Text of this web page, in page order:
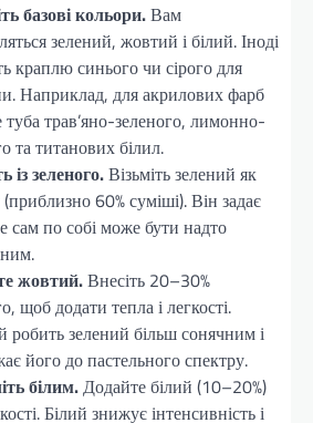
базові кольори.Вам
зелений, жовтий і білий. Іноді
краплю синього чи сірого для
Наприклад, для акрилових фарб
туба трав’яно-зеленого, лимонно-
та титанових білил.
із зеленого.Візьміть зелений як
60% суміші). Він задає
сам по собі може бути надто
жовтий.Внесіть 20–30%
щоб додати тепла і легкості.
робить зелений більш сонячним і
його до пастельного спектру.
білим.Додайте білий (10–20%)
Білий знижує інтенсивність і